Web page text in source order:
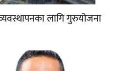
लागि गुरुयोजना